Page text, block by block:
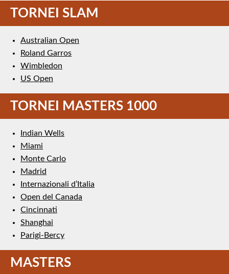
TORNEI SLAM
Australian Open
Roland Garros
Wimbledon
US Open
TORNEI MASTERS 1000
Indian Wells
Miami
Monte Carlo
Madrid
Internazionali d’Italia
Open del Canada
Cincinnati
Shanghai
Parigi-Bercy
MASTERS